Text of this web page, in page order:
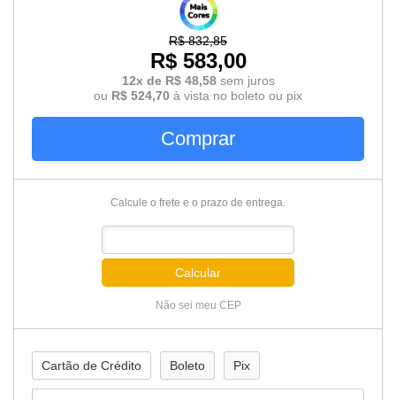
R$ 832,85
R$ 583,00
12x de R$ 48,58 sem juros
ou R$ 524,70 à vista no boleto ou pix
Comprar
Calcule o frete e o prazo de entrega.
Calcular
Não sei meu CEP
Cartão de Crédito Boleto Pix